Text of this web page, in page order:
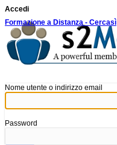
Accedi
Formazione a Distanza - Cercasì
Nome utente o indirizzo email
Password